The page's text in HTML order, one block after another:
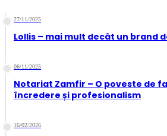
27/11/2025
Lollis – mai mult decât un brand
06/11/2025
Notariat Zamfir – O poveste de
încredere și profesionalism
16/02/2026